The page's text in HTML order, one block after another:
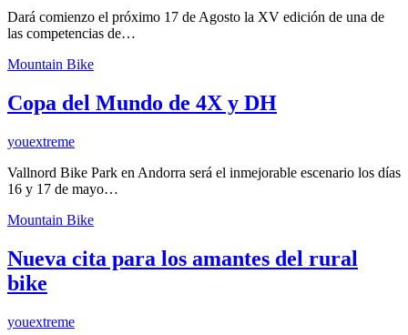
Dará comienzo el próximo 17 de Agosto la XV edición de una de
las competencias de…
Mountain Bike
Copa del Mundo de 4X y DH
youextreme
Vallnord Bike Park en Andorra será el inmejorable escenario los días
16 y 17 de mayo…
Mountain Bike
Nueva cita para los amantes del rural
bike
youextreme